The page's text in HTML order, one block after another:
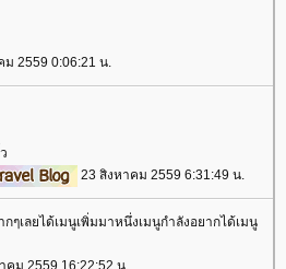
ม 2559 0:06:21 น.
23 สิงหาคม 2559 6:31:49 น.
เลยได้เมนูเพิ่มมาหนึ่งเมนูกำลังอยากได้เมนู